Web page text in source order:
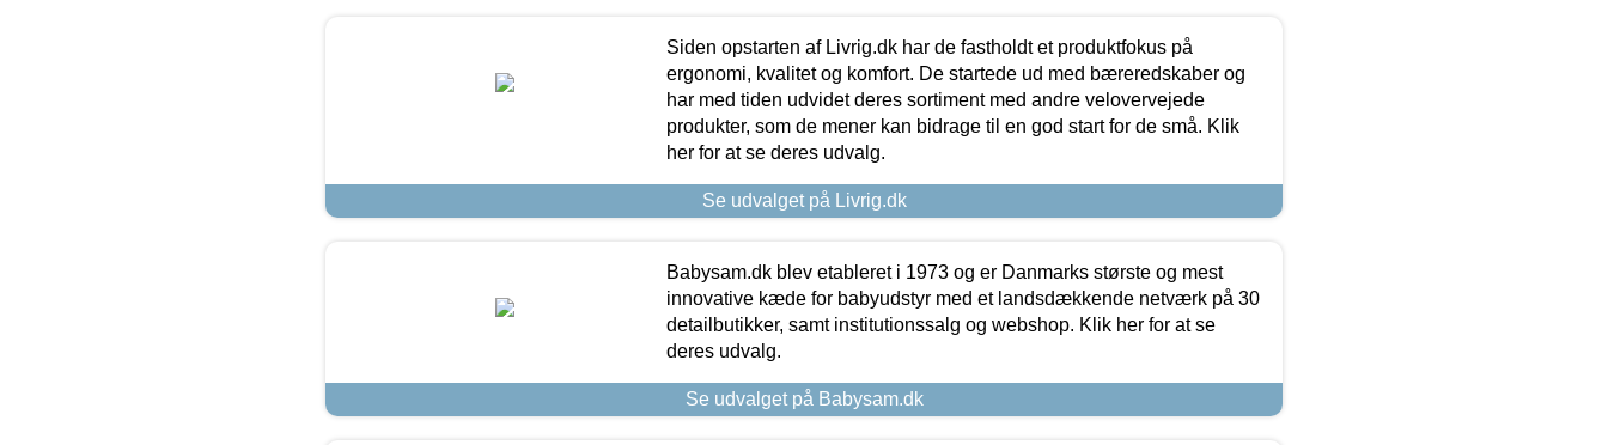
Siden opstarten af Livrig.dk har de fastholdt et produktfokus på
ergonomi, kvalitet og komfort. De startede ud med bæreredskaber og
har med tiden udvidet deres sortiment med andre velovervejede
produkter, som de mener kan bidrage til en god start for de små. Klik
her for at se deres udvalg.
Se udvalget på Livrig.dk
Babysam.dk blev etableret i 1973 og er Danmarks største og mest
innovative kæde for babyudstyr med et landsdækkende netværk på 30
detailbutikker, samt institutionssalg og webshop. Klik her for at se
deres udvalg.
Se udvalget på Babysam.dk